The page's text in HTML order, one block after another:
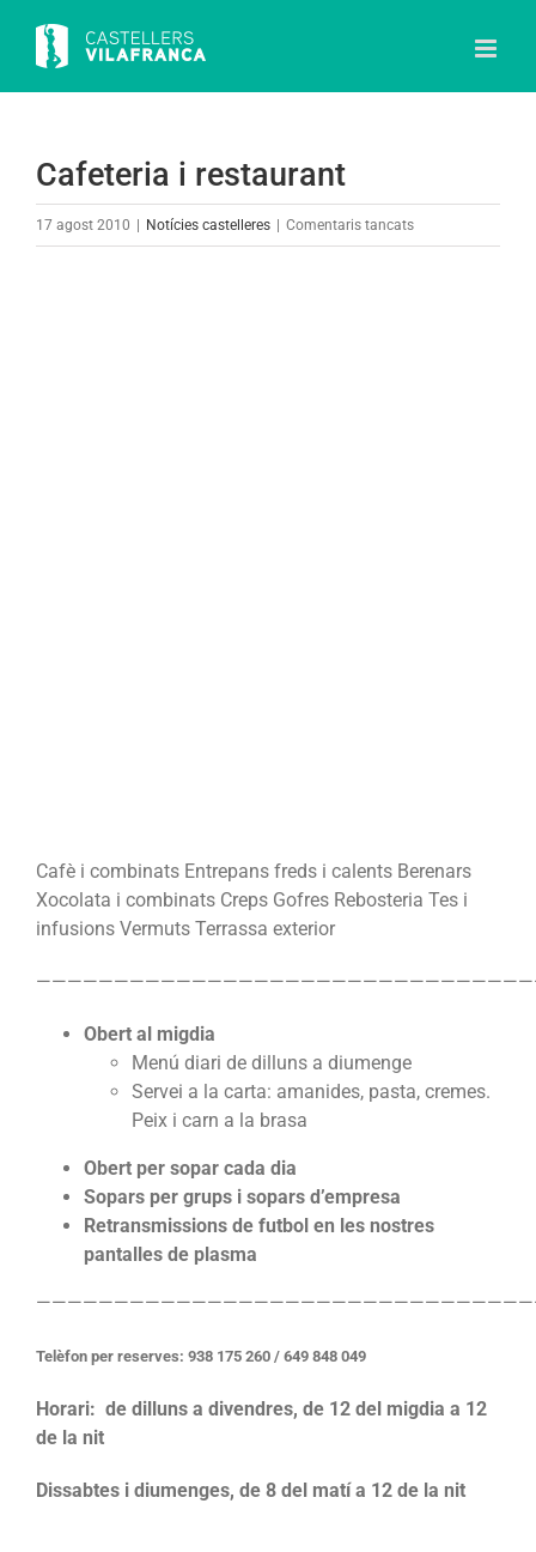
content
Cafeteria i restaurant
17 agost 2010 Notícies castelleres Comentaris tancatsa
Cafè i combinats Entrepans freds i calents Berenars
Xocolata i combinats Creps Gofres Rebosteria Tes i
infusions Vermuts Terrassa exterior
Obert al migdia
Menú diari de dilluns a diumenge
Servei a la carta: amanides, pasta, cremes.
Peix i carn a la brasa
Obert per sopar cada dia
Sopars per grups i sopars d’empresa
Retransmissions de futbol en les nostres
pantalles de plasma
Telèfon per reserves: 938 175 260 / 649 848 049
Horari: de dilluns a divendres, de 12 del migdia a 12
de la nit
Dissabtes i diumenges, de 8 del matí a 12 de la nit